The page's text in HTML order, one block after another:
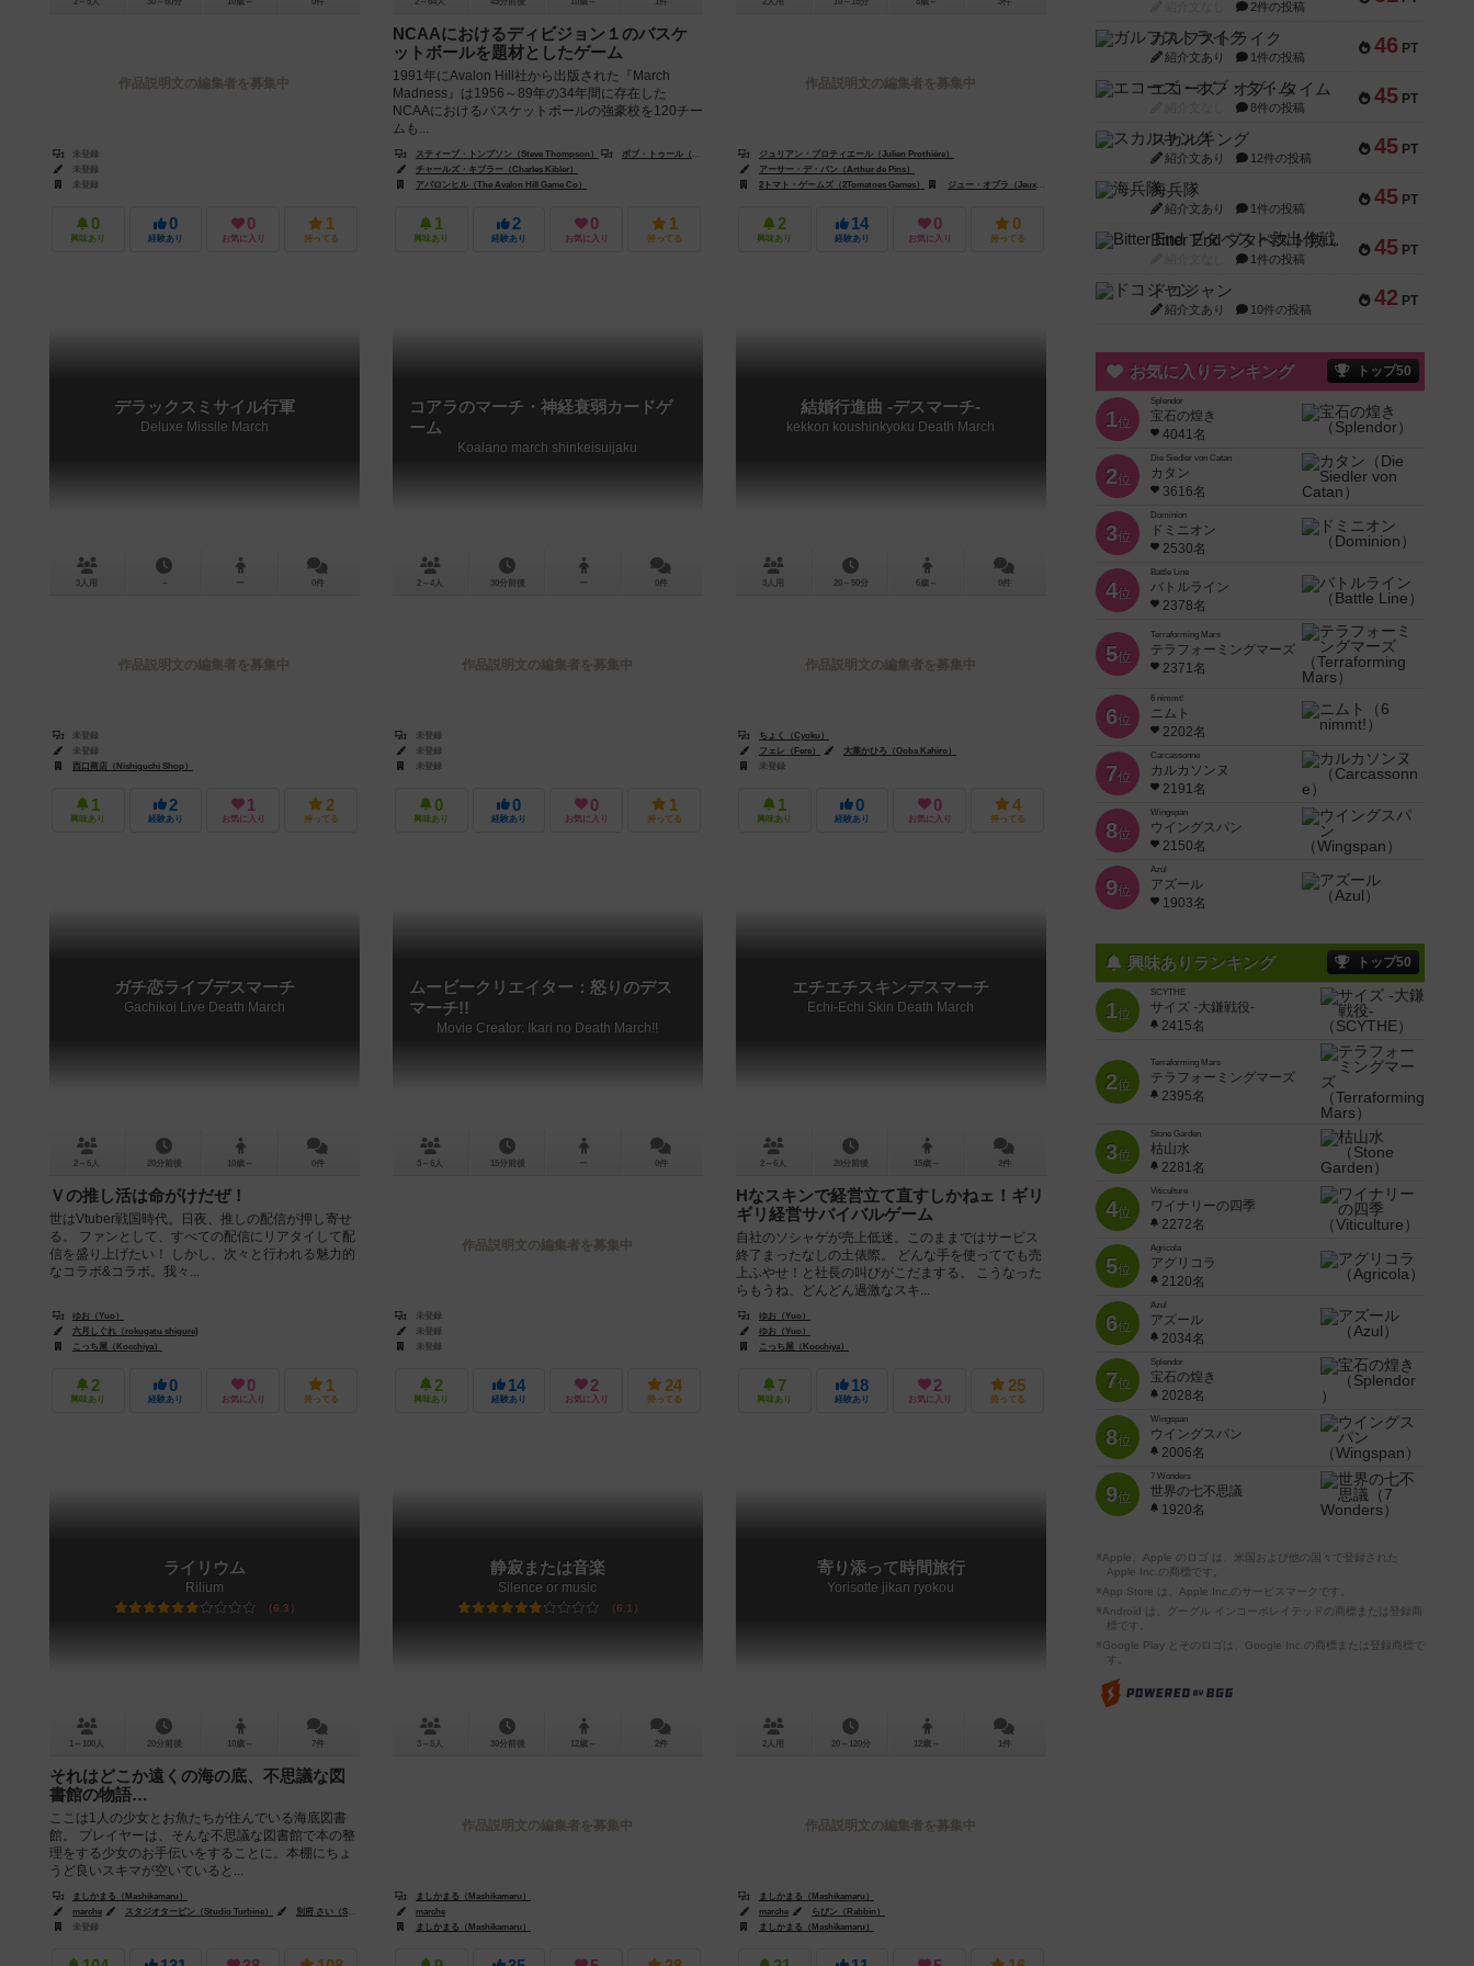
2～5人 30～60分 10歳～ 0件
作品説明文の編集者を募集中
未登録
未登録
未登録
0
興味あり
0
経験あり
0
お気に入り
1
持ってる
2～64人 45分前後 10歳～ 1件
NCAAにおけるディビジョン１のバスケ
ットボールを題材としたゲーム
1991年にAvalon Hill社から出版された『March
Madness』は1956～89年の34年間に存在した
NCAAにおけるバスケットボールの強豪校を120チー
ムも...
スティーブ・トンプソン（Steve Thompson） ボブ・トゥール（Bob Toole）
リチャード・ウィンター（Richard Winter）
チャールズ・キブラー（Charles Kibler）
アバロンヒル（The Avalon Hill Game Co）
1
興味あり
2
経験あり
0
お気に入り
1
持ってる
2人用 10～15分 8歳～ 3件
作品説明文の編集者を募集中
ジュリアン・プロティエール（Julien Prothière）
アーサー・デ・パン（Arthur de Pins）
2トマト・ゲームズ（2Tomatoes Games）
ジュー・オプラ（Jeux Opla）
2
興味あり
14
経験あり
0
お気に入り
0
持ってる
デラックスミサイル行軍
Deluxe Missile March
3人用 － ー 0件
作品説明文の編集者を募集中
未登録
未登録
西口商店（Nishiguchi Shop）
1
興味あり
2
経験あり
1
お気に入り
2
持ってる
コアラのマーチ・神経衰弱カードゲ
ーム
Koalano march shinkeisuijaku
2～4人 30分前後 ー 0件
作品説明文の編集者を募集中
未登録
未登録
未登録
0
興味あり
0
経験あり
0
お気に入り
1
持ってる
結婚行進曲 -デスマーチ-
kekkon koushinkyoku Death March
3人用 20～50分 6歳～ 0件
作品説明文の編集者を募集中
ちょく（Cyoku）
フェレ（Fere）
大葉かひろ（Ooba Kahiro）
未登録
1
興味あり
0
経験あり
0
お気に入り
4
持ってる
ガチ恋ライブデスマーチ
Gachikoi Live Death March
2～6人 20分前後 10歳～ 0件
Ｖの推し活は命がけだぜ！
世はVtuber戦国時代。日夜、推しの配信が押し寄せ
る。 ファンとして、すべての配信にリアタイして配
信を盛り上げたい！ しかし、次々と行われる魅力的
なコラボ&コラボ。我々...
ゆお（Yuo）
六月しぐれ（rokugatu shigure)
こっち屋（Kocchiya）
2
興味あり
0
経験あり
0
お気に入り
1
持ってる
ムービークリエイター：怒りのデス
マーチ!!
Movie Creator: Ikari no Death March!!
3～6人 15分前後 ー 0件
作品説明文の編集者を募集中
未登録
未登録
未登録
2
興味あり
14
経験あり
2
お気に入り
24
持ってる
エチエチスキンデスマーチ
Echi-Echi Skin Death March
2～6人 20分前後 15歳～ 2件
Hなスキンで経営立て直すしかねェ！ギリ
ギリ経営サバイバルゲーム
自社のソシャゲが売上低迷。このままではサービス
終了まったなしの土俵際。 どんな手を使ってでも売
上ふやせ！と社長の叫びがこだまする。 こうなった
らもうね、どんどん過激なスキ...
ゆお（Yuo）
ゆお（Yuo）
こっち屋（Kocchiya）
7
興味あり
18
経験あり
2
お気に入り
25
持ってる
ライリウム
Rilium
6.3
1～100人 20分前後 10歳～ 7件
それはどこか遠くの海の底、不思議な図
書館の物語…
ここは1人の少女とお魚たちが住んでいる海底図書
館。 プレイヤーは、そんな不思議な図書館で本の整
理をする少女のお手伝いをすることに。本棚にちょ
うど良いスキマが空いていると...
ましかまる（Mashikamaru）
marche
スタジオタービン（Studio Turbine）
別府 さい（Sai Beppu）
未登録
静寂または音楽
Silence or music
6.1
3～5人 30分前後 12歳～ 2件
作品説明文の編集者を募集中
ましかまる（Mashikamaru）
marche
ましかまる（Mashikamaru）
寄り添って時間旅行
Yorisotte jikan ryokou
2人用 20～120分 12歳～ 1件
作品説明文の編集者を募集中
ましかまる（Mashikamaru）
marche
らびン（Rabbin）
ましかまる（Mashikamaru）
2件の投稿
46 PT
ガルフストライク
紹介文あり 1件の投稿
45 PT
エコーズ・オブ・タイム
8件の投稿
45 PT
スカルキング
紹介文あり 12件の投稿
45 PT
海兵隊
紹介文あり 1件の投稿
45 PT
Bitter End ブタペスト救出作戦
1件の投稿
42 PT
ドコジャン
紹介文あり 10件の投稿
お気に入りランキング トップ50
1位
Splendor
宝石の煌き
4041名
2位
Die Siedler von Catan
カタン
3616名
3位
Dominion
ドミニオン
2530名
4位
Battle Line
バトルライン
2378名
5位
Terraforming Mars
テラフォーミングマーズ
2371名
6位
6 nimmt!
ニムト
2202名
7位
Carcassonne
カルカソンヌ
2191名
8位
Wingspan
ウイングスパン
2150名
9位
Azul
アズール
1903名
興味ありランキング トップ50
1位
SCYTHE
サイズ -大鎌戦役-
2415名
2位
Terraforming Mars
テラフォーミングマーズ
2395名
3位
Stone Garden
枯山水
2281名
4位
Viticulture
ワイナリーの四季
2272名
5位
Agricola
アグリコラ
2120名
6位
Azul
アズール
2034名
7位
Splendor
宝石の煌き
2028名
8位
Wingspan
ウイングスパン
2006名
9位
7 Wonders
世界の七不思議
1920名
※Apple、Apple のロゴ は、米国および他の国々で登録された
Apple Inc.の商標です。
※App Store は、Apple Inc.のサービスマークです。
※Android は、グーグル インコーポレイテッドの商標または登録商
標です。
※Google Play とそのロゴは、Google Inc.の商標または登録商標で
す。